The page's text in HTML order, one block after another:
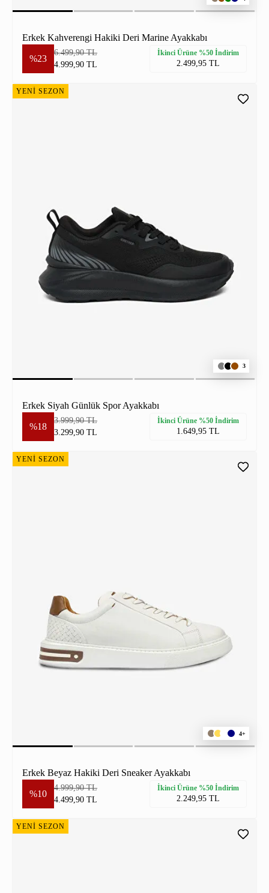
Erkek Kahverengi Hakiki Deri Marine Ayakkabı
%23
6.499,90 TL
4.999,90 TL
İkinci Ürüne %50 İndirim
2.499,95 TL
YENİ SEZON
3
Erkek Siyah Günlük Spor Ayakkabı
%18
3.999,90 TL
3.299,90 TL
İkinci Ürüne %50 İndirim
1.649,95 TL
YENİ SEZON
4+
Erkek Beyaz Hakiki Deri Sneaker Ayakkabı
%10
4.999,90 TL
4.499,90 TL
İkinci Ürüne %50 İndirim
2.249,95 TL
YENİ SEZON